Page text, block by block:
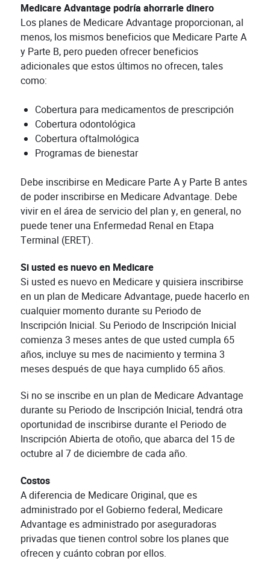
Medicare Advantage podría ahorrarle dinero
Los planes de Medicare Advantage proporcionan, al
menos, los mismos beneficios que Medicare Parte A
y Parte B, pero pueden ofrecer beneficios
adicionales que estos últimos no ofrecen, tales
como:
Cobertura para medicamentos de prescripción
Cobertura odontológica
Cobertura oftalmológica
Programas de bienestar
Debe inscribirse en Medicare Parte A y Parte B antes
de poder inscribirse en Medicare Advantage. Debe
vivir en el área de servicio del plan y, en general, no
puede tener una Enfermedad Renal en Etapa
Terminal (ERET).
Si usted es nuevo en Medicare
Si usted es nuevo en Medicare y quisiera inscribirse
en un plan de Medicare Advantage, puede hacerlo en
cualquier momento durante su Periodo de
Inscripción Inicial. Su Periodo de Inscripción Inicial
comienza 3 meses antes de que usted cumpla 65
años, incluye su mes de nacimiento y termina 3
meses después de que haya cumplido 65 años.
Si no se inscribe en un plan de Medicare Advantage
durante su Periodo de Inscripción Inicial, tendrá otra
oportunidad de inscribirse durante el Periodo de
Inscripción Abierta de otoño, que abarca del 15 de
octubre al 7 de diciembre de cada año.
Costos
A diferencia de Medicare Original, que es
administrado por el Gobierno federal, Medicare
Advantage es administrado por aseguradoras
privadas que tienen control sobre los planes que
ofrecen y cuánto cobran por ellos.